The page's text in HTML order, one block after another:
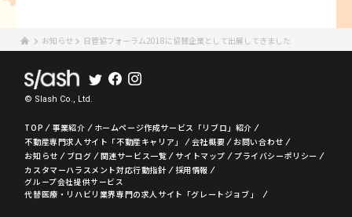
お知らせ 日管協フォーラム2018に協賛企業として出展してきました
© Slash Co., Ltd.
TOP 事業紹介
ホームページ作成サービス「リブロ」紹介
不動産専門求人サイト「不動産キャリア」
会社概要
お問い合わせ
お知らせ
ブログ 関連サービス一覧 サイトマップ
プライバシーポリシー
カスタマーハラスメント対応行動指針
採用情報
グループ会社提供サービス
代替医療・リハビリ業界専門の求人サイト「グレートジョブ」